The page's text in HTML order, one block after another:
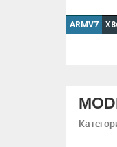
ARMV7